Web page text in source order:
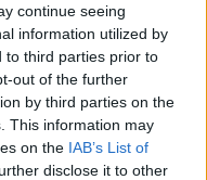
continue seeing
information utilized by
to third parties prior to
out of the further
by third parties on the
This information may
on the IAB’s List of
disclose it to other